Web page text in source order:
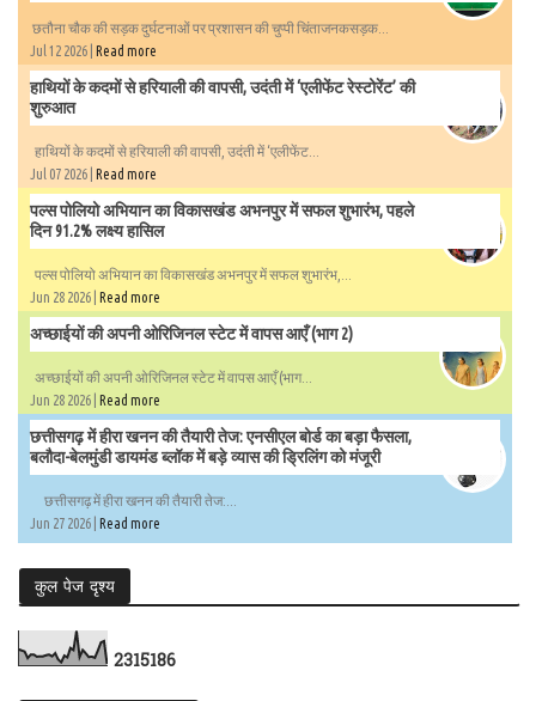
छतौना चौक की सड़क दुर्घटनाओं पर प्रशासन की चुप्पी चिंताजनकसड़क...
Jul 12 2026 | Read more
हाथियों के कदमों से हरियाली की वापसी, उदंती में ‘एलीफेंट रेस्टोरेंट’ की
शुरुआत
हाथियों के कदमों से हरियाली की वापसी, उदंती में ‘एलीफेंट...
Jul 07 2026 | Read more
पल्स पोलियो अभियान का विकासखंड अभनपुर में सफल शुभारंभ, पहले
दिन 91.2% लक्ष्य हासिल
पल्स पोलियो अभियान का विकासखंड अभनपुर में सफल शुभारंभ,...
Jun 28 2026 | Read more
अच्छाईयों की अपनी ओरिजिनल स्टेट में वापस आएँ (भाग 2)
अच्छाईयों की अपनी ओरिजिनल स्टेट में वापस आएँ (भाग...
Jun 28 2026 | Read more
छत्तीसगढ़ में हीरा खनन की तैयारी तेज: एनसीएल बोर्ड का बड़ा फैसला,
बलौदा-बेलमुंडी डायमंड ब्लॉक में बड़े व्यास की ड्रिलिंग को मंजूरी
छत्तीसगढ़ में हीरा खनन की तैयारी तेज:...
Jun 27 2026 | Read more
कुल पेज दृश्य
2315186